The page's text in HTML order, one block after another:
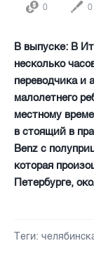
0 0
В выпуске: В
несколько
переводчика и
малолетнего
местному
в стоящий в
Benz с
которая
Петербурге,
Теги: